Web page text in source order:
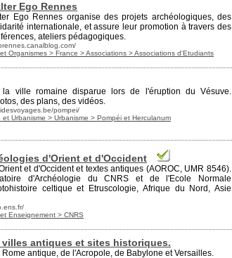
Ego Rennes
Ego Rennes organise des projets archéologiques, des
internationale, et assure leur promotion à travers des
ateliers pédagogiques.
Organismes > France > Associations > Associations d'Etudiants
la ville romaine disparue lors de l'éruption du Vésuve.
des plans, des vidéos.
pompei/
et Urbanisme > Urbanisme > Pompéi et Herculanum
d'Orient et d'Occident
et d'Occident et textes antiques (AOROC, UMR 8546).
d'Archéologie du CNRS et de l'Ecole Normale
celtique et Etruscologie, Afrique du Nord, Asie
Enseignement > CNRS
villes antiques et sites historiques.
Rome antique, de l'Acropole, de Babylone et Versailles.